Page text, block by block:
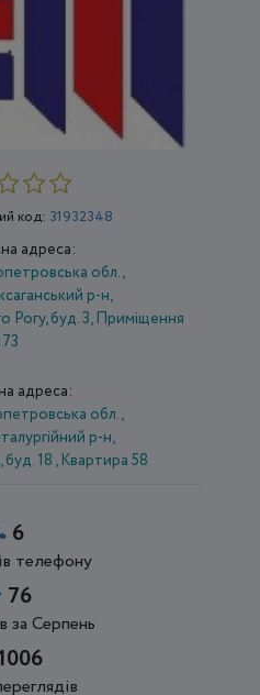
код: 31932348
адреса:
обл.,
р-н,
Рогу, буд. 3, Приміщення
адреса:
обл.,
р-н,
буд. 18 , Квартира 58
6
телефону
76
за Серпень